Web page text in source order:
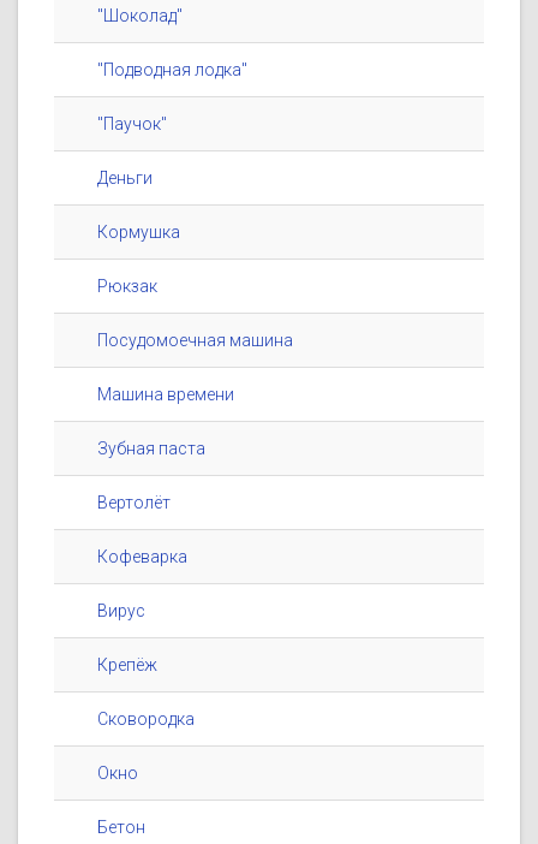
"Шоколад"
"Подводная лодка"
"Паучок"
Деньги
Кормушка
Рюкзак
Посудомоечная машина
Машина времени
Зубная паста
Вертолёт
Кофеварка
Вирус
Крепёж
Сковородка
Окно
Бетон